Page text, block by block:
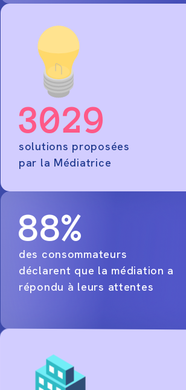
3029
solutions proposées
par la Médiatrice
88%
des consommateurs
déclarent que la médiation a
répondu à leurs attentes